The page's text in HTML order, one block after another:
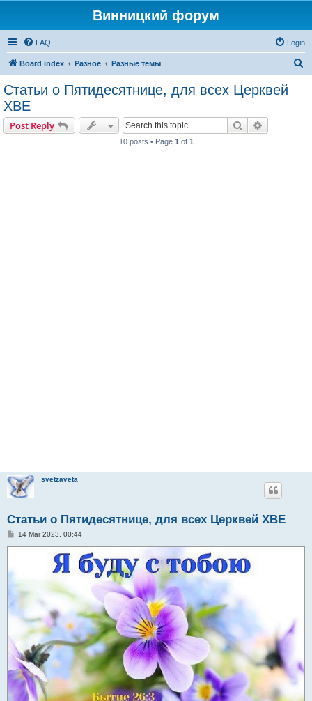
Винницкий форум
FAQ Login
Board index Разное Разные темы
Статьи о Пятидесятнице, для всех Церквей
ХВЕ
Post Reply Search
10 posts • Page 1 of 1
svetzaveta
Статьи о Пятидесятнице, для всех Церквей ХВЕ
P14 Mar 2023, 00:44